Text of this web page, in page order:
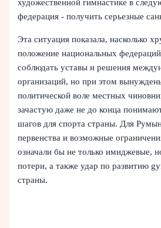
художественной гимнастике в
федерация - получить серьезные
Эта ситуация показала, насколько
положение национальных
соблюдать уставы и решения
организаций, но при этом
политической воле местных
зачастую даже не до конца
шагов для спорта страны. Для
первенства и возможные
означали бы не только имиджевые,
потери, а также удар по развитию
страны.